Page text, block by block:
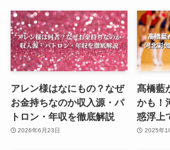
アレン様はなにもの？なぜ
お金持ちなのか収入源・パ
トロン・年収を徹底解説
2026年6月23日
髙橋藍
かも！
惑浮上
2025年